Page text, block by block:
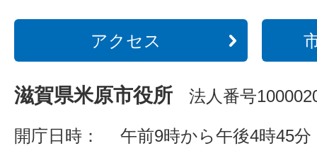
アクセス
滋賀県米原市役所 法人番号
開庁日時：
午前9時から午後4時45分